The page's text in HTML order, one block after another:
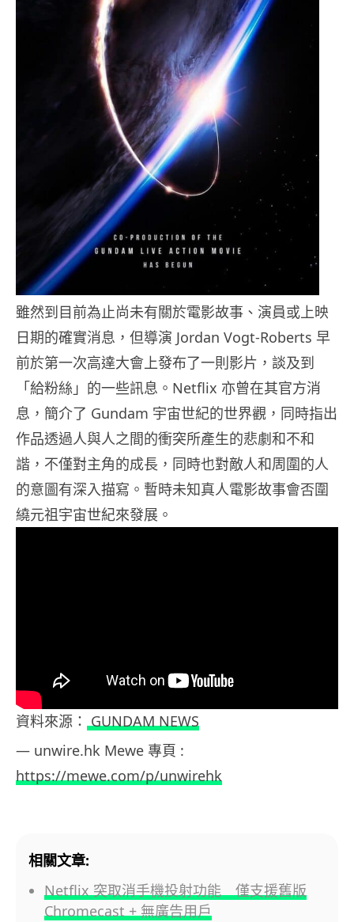
雖然到目前為止尚未有關於電影故事、演員或上映
日期的確實消息，但導演 Jordan Vogt-Roberts 早
前於第一次高達大會上發布了一則影片，談及到
「給粉絲」的一些訊息。Netflix 亦曾在其官方消
息，簡介了 Gundam 宇宙世紀的世界觀，同時指出
作品透過人與人之間的衝突所產生的悲劇和不和
諧，不僅對主角的成長，同時也對敵人和周圍的人
的意圖有深入描寫。暫時未知真人電影故事會否圍
繞元祖宇宙世紀來發展。
資料來源： GUNDAM NEWS
— unwire.hk Mewe 專頁 :
https://mewe.com/p/unwirehk
相關文章:
Netflix 突取消手機投射功能 僅支援舊版
Chromecast + 無廣告用戶